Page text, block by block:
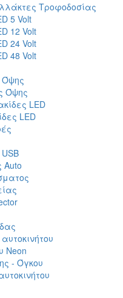
Τροφοδοσίας
5 Volt
12 Volt
24 Volt
48 Volt
Όψης
Όψης
LED
LED
Auto
Neon
- Όγκου